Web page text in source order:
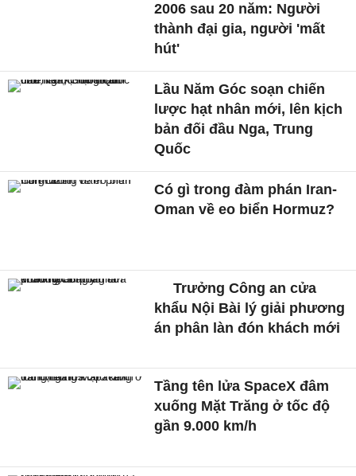
2006 sau 20 năm: Người
thành đại gia, người 'mất
hút'
Lầu Năm Góc soạn chiến
lược hạt nhân mới, lên kịch
bản đối đầu Nga, Trung
Quốc
Có gì trong đàm phán Iran-
Oman về eo biển Hormuz?
Trưởng Công an cửa
khẩu Nội Bài lý giải phương
án phân làn đón khách mới
Tầng tên lửa SpaceX đâm
xuống Mặt Trăng ở tốc độ
gần 9.000 km/h